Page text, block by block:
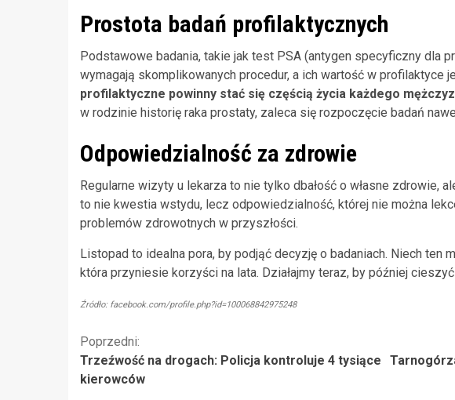
Prostota badań profilaktycznych
Podstawowe badania, takie jak test PSA (antygen specyficzny dla
wymagają skomplikowanych procedur, a ich wartość w profilaktyce
profilaktyczne powinny stać się częścią życia każdego
w rodzinie historię raka prostaty, zaleca się rozpoczęcie badań
Odpowiedzialność za zdrowie
Regularne wizyty u lekarza to nie tylko dbałość o własne zdrowie,
to nie kwestia wstydu, lecz odpowiedzialność, której nie można
problemów zdrowotnych w przyszłości.
Listopad to idealna pora, by podjąć decyzję o badaniach. Niech ten
która przyniesie korzyści na lata. Działajmy teraz, by później
Źródło: facebook.com/profile.php?id=100068842975248
Kontynuuj
czytanie
Poprzedni:
Trzeźwość na drogach: Policja kontroluje 4 tysiące
kierowców